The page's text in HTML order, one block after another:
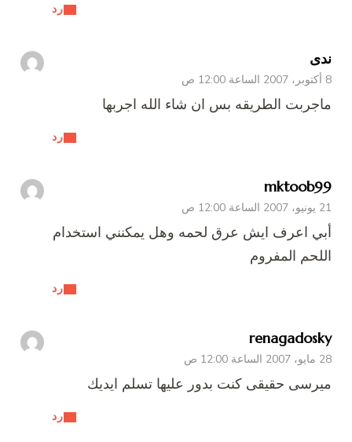
رد
ندى
8 أكتوبر، 2007 الساعة 12:00 ص
رد
ماجربت الطريقه بس ان شاء الله اجربها
mktoob99
21 يونيو، 2007 الساعة 12:00 ص
رد
أبي اعرف ايش عرق لحمه وهل يمكنني استخدام
اللحم المفروم
renagadosky
28 مايو، 2007 الساعة 12:00 ص
رد
ميرسى حقيقى كنت بدور عليها تسلم ايديك